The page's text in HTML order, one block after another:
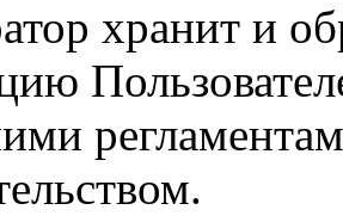
хранит и